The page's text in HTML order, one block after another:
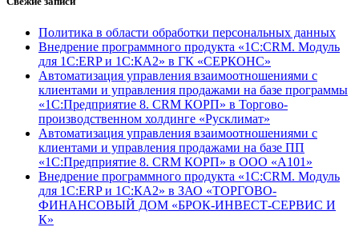
Политика в области обработки персональных данных
Внедрение программного продукта «1С:CRM. Модуль
для 1С:ERP и 1С:КА2» в ГК «СЕРКОНС»
Автоматизация управления взаимоотношениями с
клиентами и управления продажами на базе программы
«1С:Предприятие 8. CRM КОРП» в Торгово-
производственном холдинге «Русклимат»
Автоматизация управления взаимоотношениями с
клиентами и управления продажами на базе ПП
«1С:Предприятие 8. CRM КОРП» в ООО «А101»
Внедрение программного продукта «1С:CRM. Модуль
для 1С:ERP и 1С:КА2» в ЗАО «ТОРГОВО-
ФИНАНСОВЫЙ ДОМ «БРОК-ИНВЕСТ-СЕРВИС И
К»